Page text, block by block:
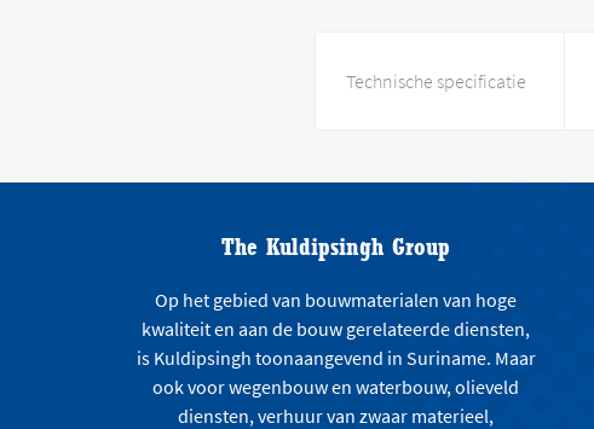
Technische specificatie
The Kuldipsingh Group
Op het gebied van bouwmaterialen van hoge
kwaliteit en aan de bouw gerelateerde diensten,
is Kuldipsingh toonaangevend in Suriname. Maar
ook voor wegenbouw en waterbouw, olieveld
diensten, verhuur van zwaar materieel,